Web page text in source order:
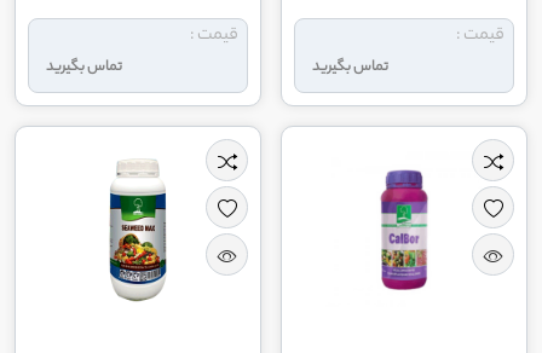
تماس بگیرید
قیمت :
تماس بگیرید
قیمت :